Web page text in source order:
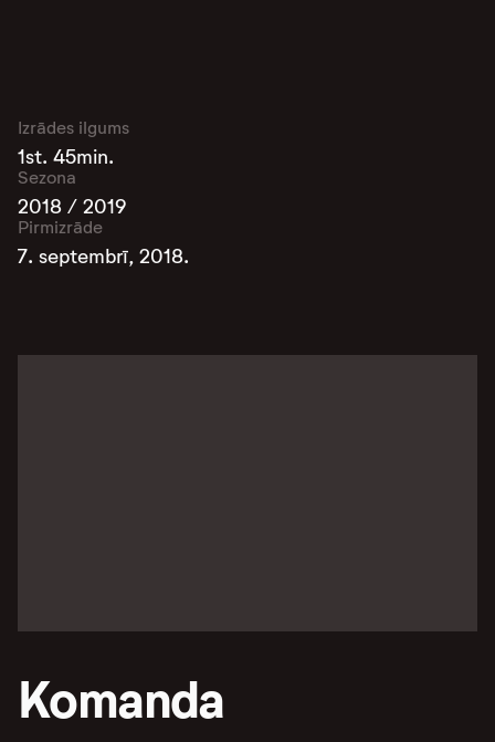
Izrādes ilgums
1st. 45min.
Sezona
2018 / 2019
Pirmizrāde
7. septembrī, 2018.
Komanda